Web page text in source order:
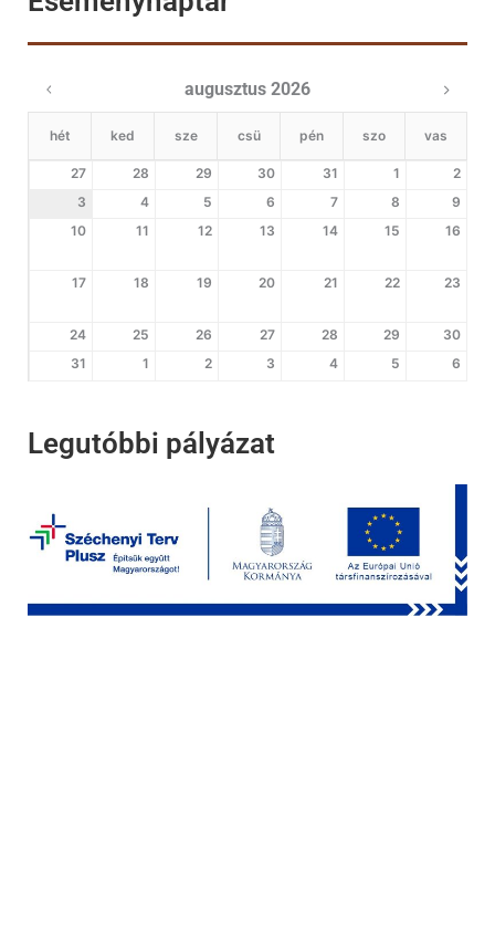
augusztus 2026
hét ked sze csü pén szo vas
27 28 29 30 31 1
2
3
4 5 6 7 8
9
10
11 12 13 14 15 16
17 18 19 20 21 22 23
24 25 26 27 28 29
30
31
1 2 3 4 5 6
Legutóbbi pályázat